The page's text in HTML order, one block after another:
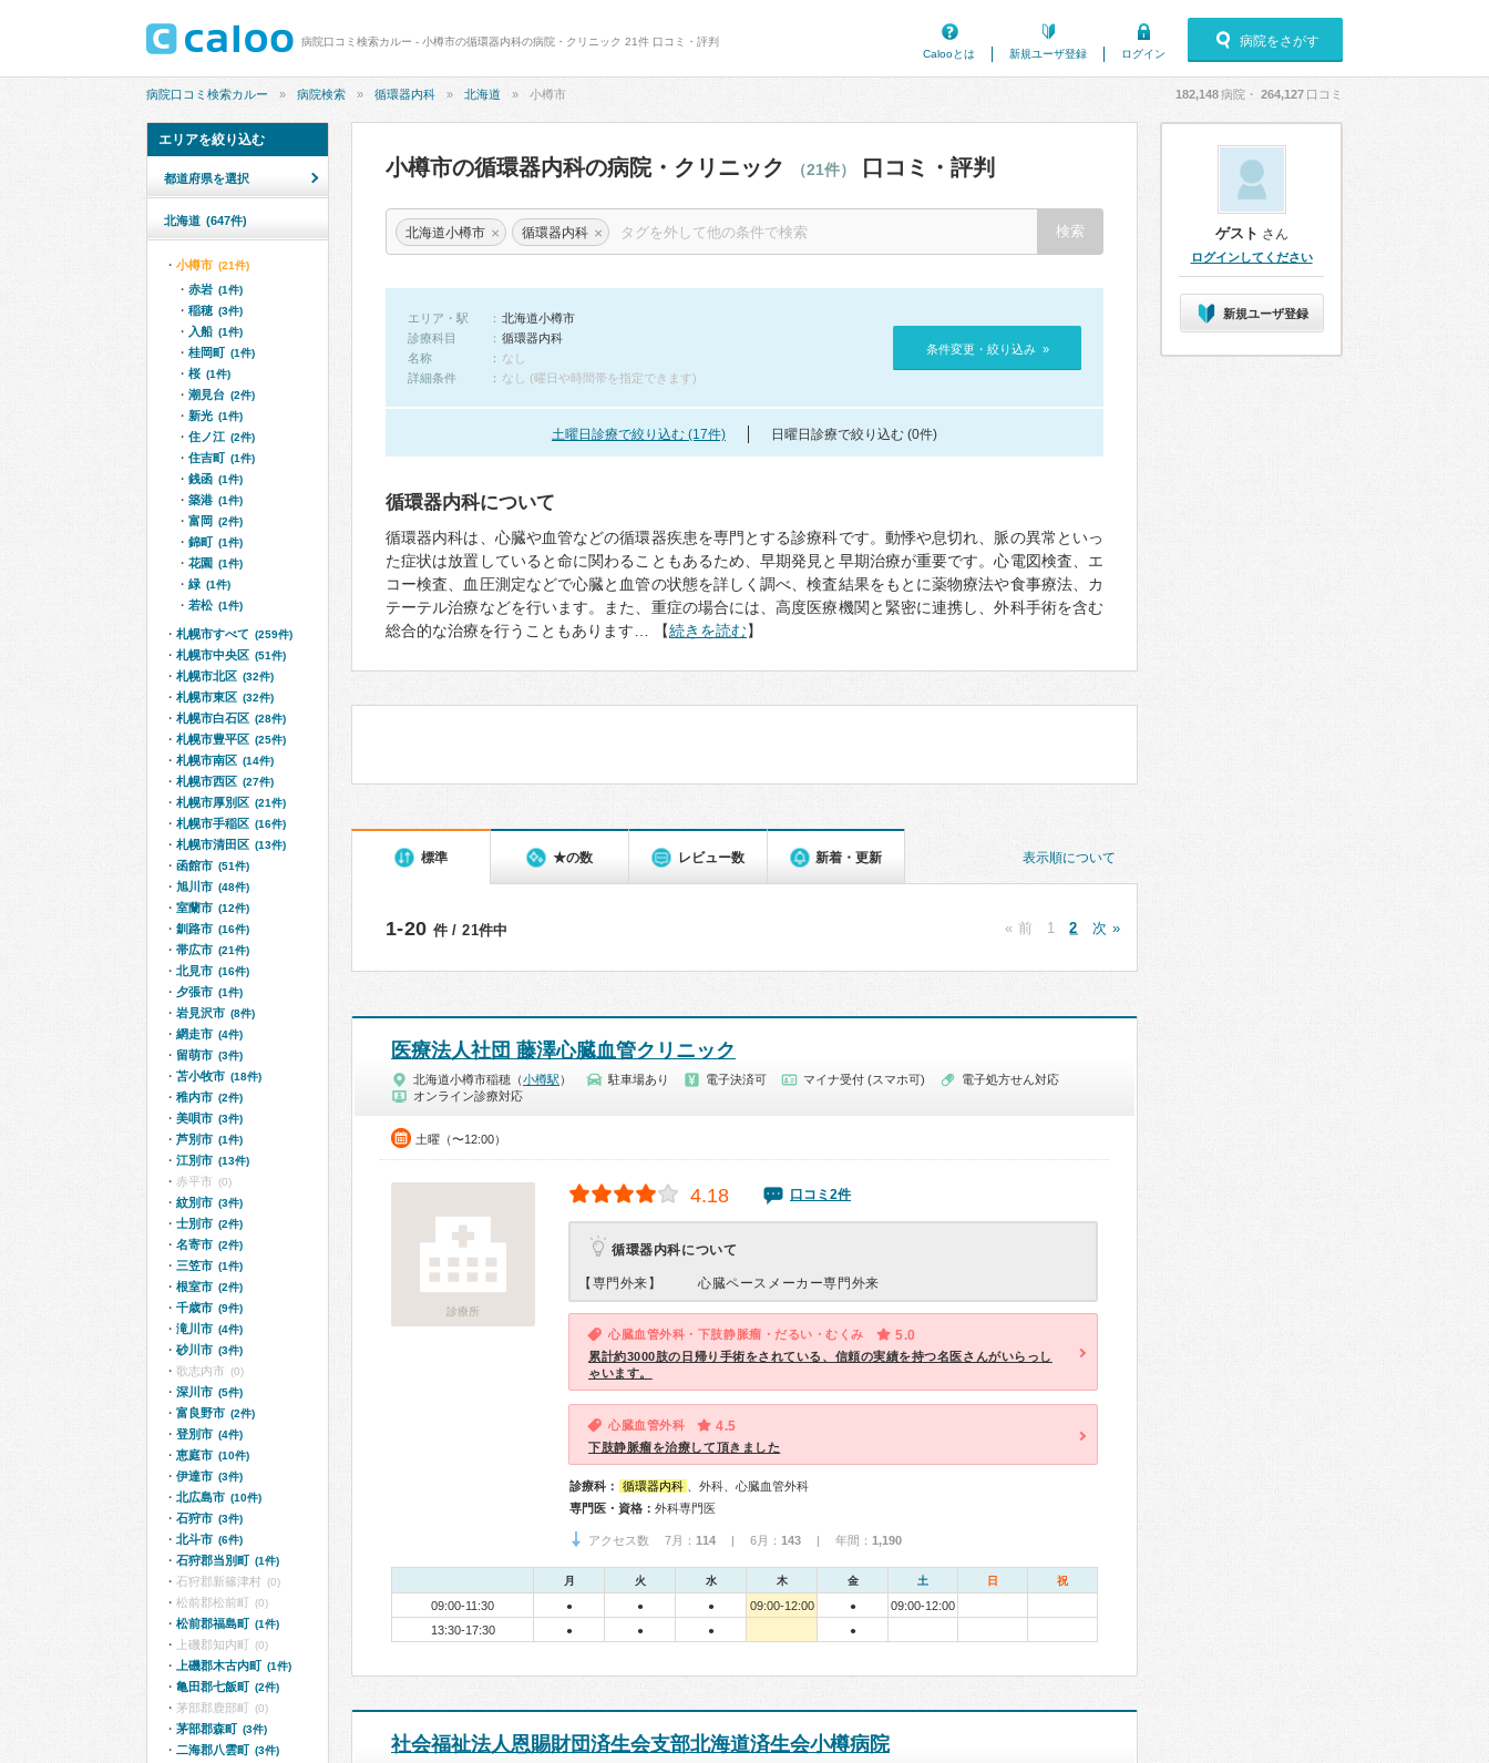
病院口コミ検索カルー - 小樽市の循環器内科の病院・クリニック 21件 口コミ・評判
Calooとは
新規ユーザ登録 ログイン
病院をさがす
病院口コミ検索カルー 病院検索 循環器内科 北海道 小樽市 182,148病院・ 264,127 口コミ
小樽市の循環器内科の病院・クリニック （21件） 口コミ・評判
北海道小樽市 × 循環器内科 ×
エリア・駅
北海道小樽市
診療科目
循環器内科
名称
なし
詳細条件
なし (曜日や時間帯を指定できます)
条件変更・絞り込み »
土曜日診療で絞り込む (17件) 日曜日診療で絞り込む (0件)
循環器内科について
循環器内科は、心臓や血管などの循環器疾患を専門とする診療科です。動悸や息切れ、脈の異常といっ
た症状は放置していると命に関わることもあるため、早期発見と早期治療が重要です。心電図検査、エ
コー検査、血圧測定などで心臓と血管の状態を詳しく調べ、検査結果をもとに薬物療法や食事療法、カ
テーテル治療などを行います。また、重症の場合には、高度医療機関と緊密に連携し、外科手術を含む
総合的な治療を行うこともあります… 【続きを読む】
表示順について
標準 ★の数 レビュー数 新着・更新
1-20 件 / 21件中 « 前 1 2 次 »
医療法人社団 藤澤心臓血管クリニック
北海道小樽市稲穂（小樽駅 ） 駐車場あり 電子決済可 マイナ受付 (スマホ可)
電子処方せん対応
オンライン診療対応
土曜（〜12:00）
診療所
4.18 口コミ2件
循環器内科について
【専門外来】 心臓ペースメーカー専門外来
心臓血管外科・下肢静脈瘤・だるい・むくみ 5.0
累計約3000肢の日帰り手術をされている、信頼の実績を持つ名医さんがいらっし
ゃいます。
心臓血管外科 4.5
下肢静脈瘤を治療して頂きました
診療科： 循環器内科
、外科、心臓血管外科
専門医・資格： 外科専門医
アクセス数 7月： 114 | 6月： 143 | 年間： 1,190
月 火 水 木 金 土 日 祝
09:00-11:30 ● ● ● 09:00-12:00 ●
09:00-12:00
13:30-17:30
● ● ● ●
社会福祉法人恩賜財団済生会支部北海道済生会小樽病院
エリアを絞り込む
都道府県を選択
北海道 (647件)
小樽市 (21件)
赤岩 (1件)
稲穂 (3件)
入船 (1件)
桂岡町 (1件)
桜 (1件)
潮見台 (2件)
新光 (1件)
住ノ江 (2件)
住吉町 (1件)
銭函 (1件)
築港 (1件)
富岡 (2件)
錦町 (1件)
花園 (1件)
緑 (1件)
若松 (1件)
札幌市すべて (259件)
札幌市中央区 (51件)
札幌市北区 (32件)
札幌市東区 (32件)
札幌市白石区 (28件)
札幌市豊平区 (25件)
札幌市南区 (14件)
札幌市西区 (27件)
札幌市厚別区 (21件)
札幌市手稲区 (16件)
札幌市清田区 (13件)
函館市 (51件)
旭川市 (48件)
室蘭市 (12件)
釧路市 (16件)
帯広市 (21件)
北見市 (16件)
夕張市 (1件)
岩見沢市 (8件)
網走市 (4件)
留萌市 (3件)
苫小牧市 (18件)
稚内市 (2件)
美唄市 (3件)
芦別市 (1件)
江別市 (13件)
赤平市 (0)
紋別市 (3件)
士別市 (2件)
名寄市 (2件)
三笠市 (1件)
根室市 (2件)
千歳市 (9件)
滝川市 (4件)
砂川市 (3件)
歌志内市 (0)
深川市 (5件)
富良野市 (2件)
登別市 (4件)
恵庭市 (10件)
伊達市 (3件)
北広島市 (10件)
石狩市 (3件)
北斗市 (6件)
石狩郡当別町 (1件)
石狩郡新篠津村 (0)
松前郡松前町 (0)
松前郡福島町 (1件)
上磯郡知内町 (0)
上磯郡木古内町 (1件)
亀田郡七飯町 (2件)
茅部郡鹿部町 (0)
茅部郡森町 (3件)
二海郡八雲町 (3件)
ゲスト さん
ログインしてください
新規ユーザ登録